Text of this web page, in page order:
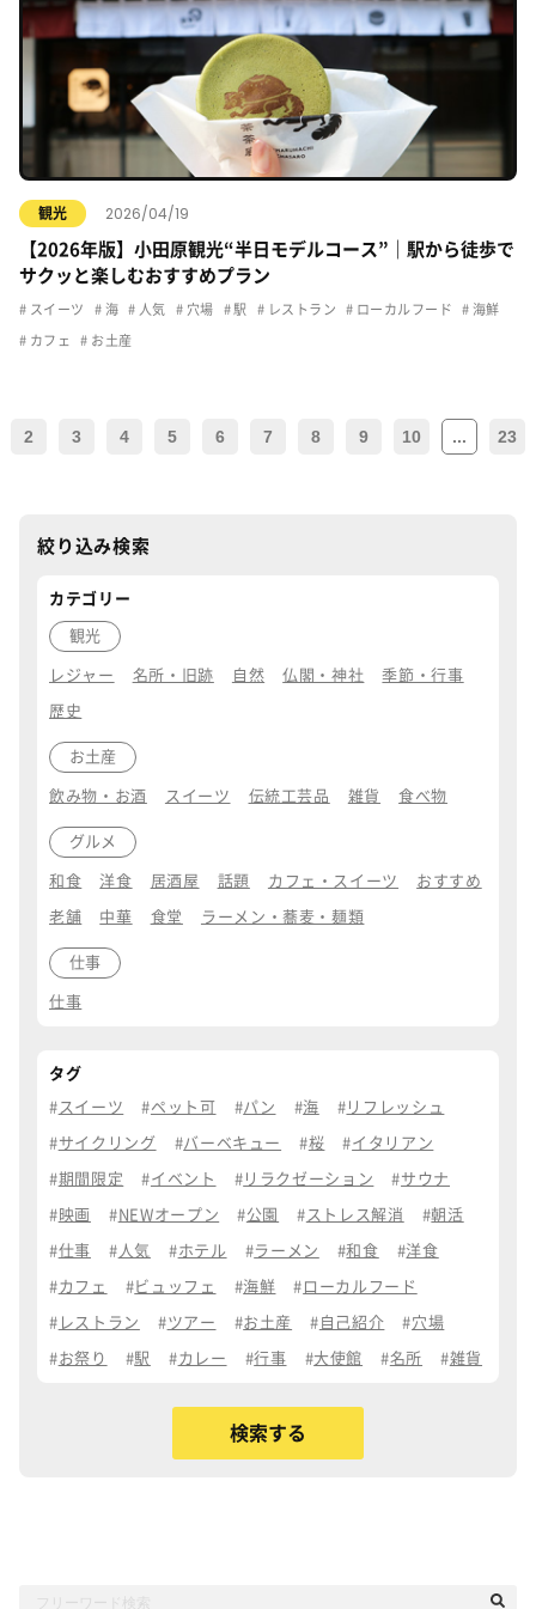
観光 2026/04/19
【2026年版】小田原観光“半日モデルコース”｜駅から徒歩で
サクッと楽しむおすすめプラン
スイーツ 海 人気 穴場 駅 レストラン ローカルフード 海鮮
カフェ お土産
2 3 4 5 6 7 8 9 10 ... 23
絞り込み検索
カテゴリー
観光
レジャー 名所・旧跡 自然 仏閣・神社 季節・行事
歴史
お土産
飲み物・お酒 スイーツ 伝統工芸品 雑貨 食べ物
グルメ
和食 洋食 居酒屋 話題 カフェ・スイーツ おすすめ
老舗 中華 食堂 ラーメン・蕎麦・麺類
仕事
仕事
タグ
スイーツ ペット可 パン 海 リフレッシュ
サイクリング バーベキュー 桜 イタリアン
期間限定 イベント リラクゼーション サウナ
映画 NEWオープン 公園 ストレス解消 朝活
仕事 人気 ホテル ラーメン 和食 洋食
カフェ ビュッフェ 海鮮 ローカルフード
レストラン ツアー お土産 自己紹介 穴場
お祭り 駅 カレー 行事 大使館 名所 雑貨